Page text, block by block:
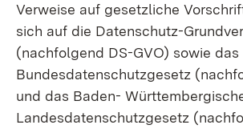
Verweise auf gesetzliche
sich auf die Datenschutz-
(nachfolgend DS-GVO) sowie das
Bundesdatenschutzgesetz
und das Baden-
Landesdatenschutzgesetz